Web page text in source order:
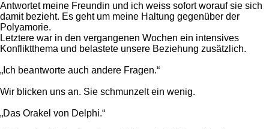
Antwortet meine Freundin und ich weiss sofort worauf sie sich
damit bezieht. Es geht um meine Haltung gegenüber der
Polyamorie.
Letztere war in den vergangenen Wochen ein intensives
Konfliktthema und belastete unsere Beziehung zusätzlich.
„Ich beantworte auch andere Fragen.“
Wir blicken uns an. Sie schmunzelt ein wenig.
„Das Orakel von Delphi.“